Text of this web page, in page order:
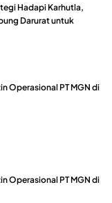
Hadapi Karhutla,
Darurat untuk
Operasional PT MGN di
Operasional PT MGN di